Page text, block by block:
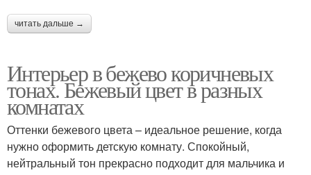
читать дальше →
Интерьер в бежево коричневых
тонах. Бежевый цвет в разных
комнатах
Оттенки бежевого цвета – идеальное решение, когда
нужно оформить детскую комнату. Спокойный,
нейтральный тон прекрасно подходит для мальчика и